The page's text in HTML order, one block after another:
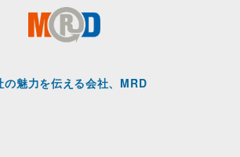
の魅力を伝える会社、MRD